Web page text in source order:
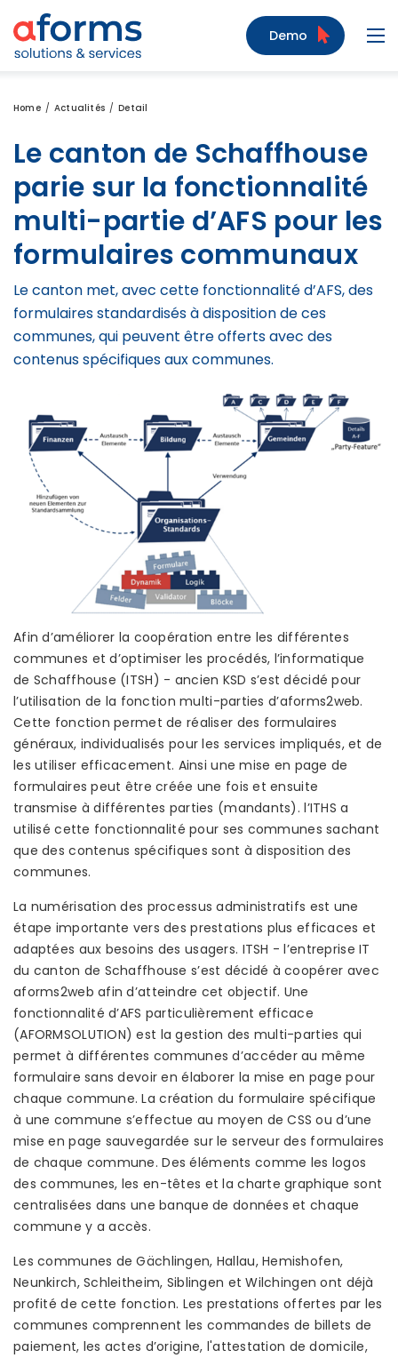
Zum Inhalt
Zum Menü
Zur Suche
Demo
Home Actualités Detail
Le canton de Schaffhouse
parie sur la fonctionnalité
multi-partie d’AFS pour les
formulaires communaux
Le canton met, avec cette fonctionnalité d’AFS, des
formulaires standardisés à disposition de ces
communes, qui peuvent être offerts avec des
contenus spécifiques aux communes.
Afin d’améliorer la coopération entre les différentes
communes et d’optimiser les procédés, l’informatique
de Schaffhouse (ITSH) - ancien KSD s’est décidé pour
l’utilisation de la fonction multi-parties d’aforms2web.
Cette fonction permet de réaliser des formulaires
généraux, individualisés pour les services impliqués, et de
les utiliser efficacement. Ainsi une mise en page de
formulaires peut être créée une fois et ensuite
transmise à différentes parties (mandants). l’ITHS a
utilisé cette fonctionnalité pour ses communes sachant
que des contenus spécifiques sont à disposition des
communes.
La numérisation des processus administratifs est une
étape importante vers des prestations plus efficaces et
adaptées aux besoins des usagers. ITSH - l’entreprise IT
du canton de Schaffhouse s’est décidé à coopérer avec
aforms2web afin d’atteindre cet objectif. Une
fonctionnalité d’AFS particulièrement efficace
(AFORMSOLUTION) est la gestion des multi-parties qui
permet à différentes communes d’accéder au même
formulaire sans devoir en élaborer la mise en page pour
chaque commune. La création du formulaire spécifique
à une commune s’effectue au moyen de CSS ou d’une
mise en page sauvegardée sur le serveur des formulaires
de chaque commune. Des éléments comme les logos
des communes, les en-têtes et la charte graphique sont
centralisées dans une banque de données et chaque
commune y a accès.
Les communes de Gächlingen, Hallau, Hemishofen,
Neunkirch, Schleitheim, Siblingen et Wilchingen ont déjà
profité de cette fonction. Les prestations offertes par les
communes comprennent les commandes de billets de
paiement, les actes d’origine, l'attestation de domicile,